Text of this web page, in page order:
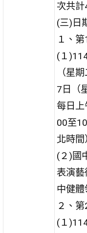
次共計
(三)日
１、第
(１
（星
7日（
每日上
00至
北時間
(２)國
表演藝
中健體
２、第
(１